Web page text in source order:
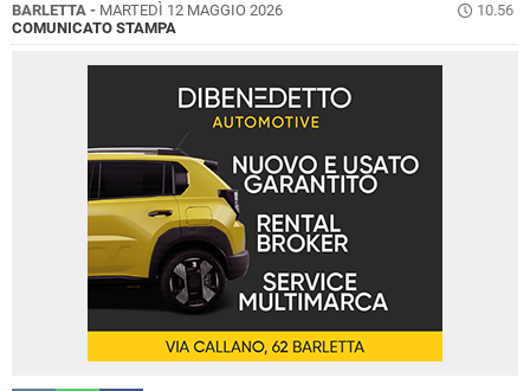
BARLETTA - MARTEDÌ 12 MAGGIO 2026
10.56
COMUNICATO STAMPA